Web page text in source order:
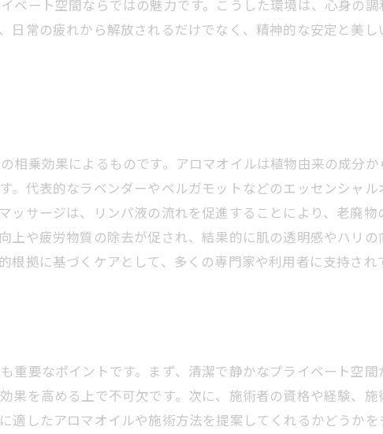
ート空間ならではの魅力です。こうした環境は、心身の
常の疲れから解放されるだけでなく、精神的な安定と美
乗効果によるものです。アロマオイルは植物由来の成分
。代表的なラベンダーやベルガモットなどのエッセンシャ
サージは、リンパ液の流れを促進することにより、老廃物
や疲労物質の除去が促され、結果的に肌の透明感やハリの
拠に基づくケアとして、多くの専門家や利用者に支持され
要なポイントです。まず、清潔で静かなプライベート空間
を高める上で不可欠です。次に、施術者の資格や経験、
したアロマオイルや施術方法を提案してくれるかどうか